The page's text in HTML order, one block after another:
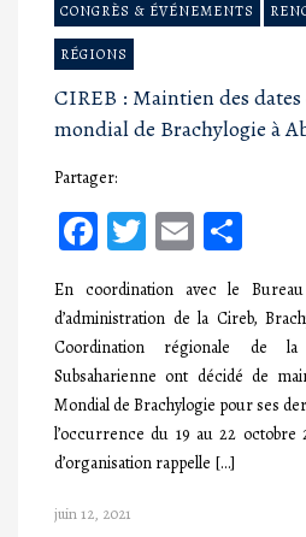
CONGRÈS & ÉVÉNEMENTS
RÉGIONS
CIREB : Maintien des
mondial de Brachylogie à
Partager:
Facebook
Twitter
Email
En coordination avec le
d’administration de la Cireb,
Coordination régionale de
Subsaharienne ont décidé de
Mondial de Brachylogie pour ses
l’occurrence du 19 au 22 octobre
d’organisation rappelle […]
juin 12, 2021